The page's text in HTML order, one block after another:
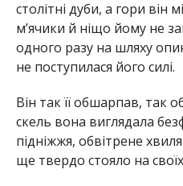
столітні дуби, а гори він
м’ячики й ніщо йому не
одного разу на шляху
не поступилася його силі.
Він так її обшарпав, так
скель вона виглядала
підніжжя, обвітрене
ще твердо стояло на